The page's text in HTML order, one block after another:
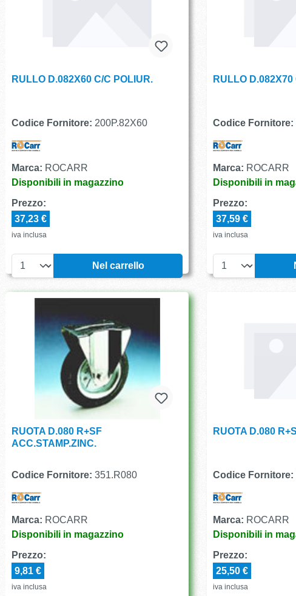
RULLO D.082X60 C/C POLIUR.
Codice Fornitore: 200P.82X60
Marca: ROCARR
Disponibili in magazzino
Prezzo:
37,23 €
iva inclusa
Nel carrello
RULLO
Codice Fornitore:
Marca: ROCARR
Disponibili in
Prezzo:
37,59 €
iva inclusa
RUOTA D.080 R+SF
ACC.STAMP.ZINC.
Codice Fornitore: 351.R080
Marca: ROCARR
Disponibili in magazzino
Prezzo:
9,81 €
iva inclusa
RUOTA D.080
Codice Fornitore:
Marca: ROCARR
Disponibili in
Prezzo:
25,50 €
iva inclusa